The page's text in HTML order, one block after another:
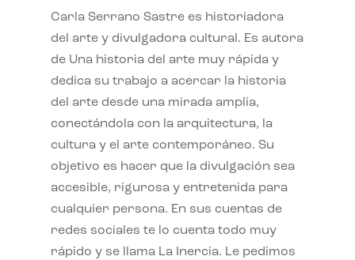
Carla Serrano Sastre es historiadora
del arte y divulgadora cultural. Es autora
de Una historia del arte muy rápida y
dedica su trabajo a acercar la historia
del arte desde una mirada amplia,
conectándola con la arquitectura, la
cultura y el arte contemporáneo. Su
objetivo es hacer que la divulgación sea
accesible, rigurosa y entretenida para
cualquier persona. En sus cuentas de
redes sociales te lo cuenta todo muy
rápido y se llama La Inercia. Le pedimos